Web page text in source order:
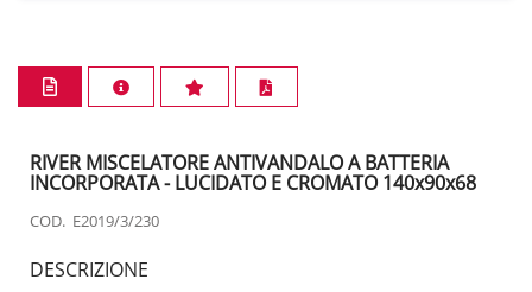
RIVER MISCELATORE ANTIVANDALO A BATTERIA
INCORPORATA - LUCIDATO E CROMATO 140x90x68
COD. E2019/3/230
DESCRIZIONE